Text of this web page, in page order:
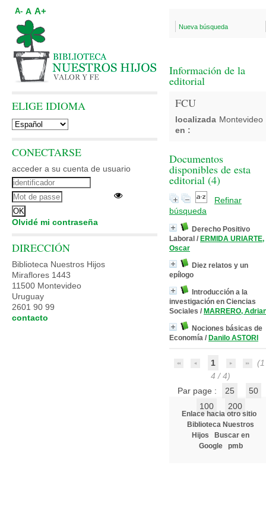
Nueva búsqueda
Información de la
editorial
FCU
localizada
en :
Montevideo
Documentos
disponibles de esta
editorial (4)
Refinar
búsqueda
Derecho Positivo
Laboral / ERMIDA URIARTE,
Oscar
Diez relatos y un
epílogo
Introducción a la
investigación en Ciencias
Sociales / MARRERO,
Nociones básicas de
Economía / Danilo ASTORI
1
4 / 4)
Par page :
25
50
100
200
Enlace hacia otro sitio
Biblioteca Nuestros
Hijos
Buscar en
Google
pmb
A- A A+
ELIGE IDIOMA
CONECTARSE
acceder a su cuenta de usuario
Olvidé mi contraseña
DIRECCIÓN
Biblioteca Nuestros Hijos
Miraflores 1443
11500 Montevideo
Uruguay
2601 90 99
contacto